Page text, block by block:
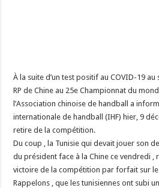
À la suite d’un test positif au COVID-19
RP de Chine au 25e Championnat du
l’Association chinoise de handball a
internationale de handball (IHF) hier, 9
retire de la compétition.
Du coup , la Tunisie qui devait jouer son
du président face à la Chine ce vendredi
victoire de la compétition par forfait sur
Rappelons , que les tunisiennes ont subi